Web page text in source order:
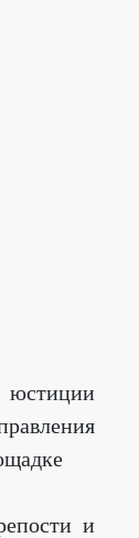
юстиции
и